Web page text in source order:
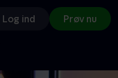
Log ind Prøv nu